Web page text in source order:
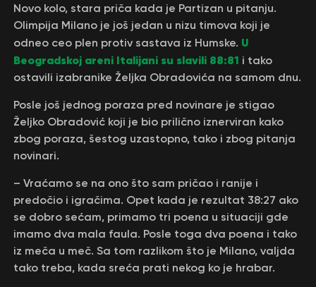
Novo kolo, stara priča kada je Partizan u pitanju.
Olimpija Milano je još jedan u nizu timova koji je
odneo ceo plen protiv sastava iz Humske. U
Beogradskoj areni Italijani su slavili 88:81 i tako
ostavili izabranike Željka Obradovića na samom dnu.
Posle još jednog poraza pred novinare je stigao
Željko Obradović koji je bio prilično iznerviran kako
zbog poraza, šestog uzastopno, tako i zbog pitanja
novinari.
– Vraćamo se na ono što sam pričao i ranije i
predočio i igračima. Opet kada je rezultat 38:27 ako
se dobro sećam, primamo tri poena u situaciji gde
imamo dva mala faula. Posle toga dva poena i tako
iz meča u meč. Sa tom razlikom što je Milano, valjda
tako treba, kada sreća prati nekog ko je hrabar.